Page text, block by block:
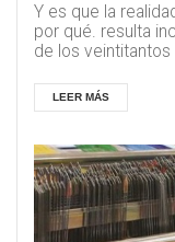
Y es que la
por qué. resulta
de los
LEER MÁS